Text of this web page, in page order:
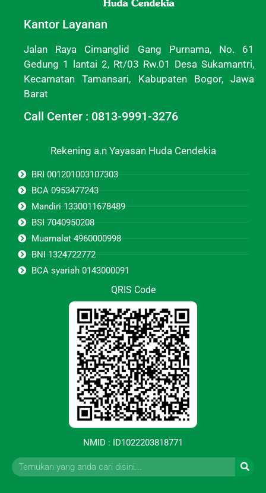
Kantor Layanan
Jalan Raya Cimanglid Gang Purnama, No. 61
Gedung 1 lantai 2, Rt/03 Rw.01 Desa Sukamantri,
Kecamatan Tamansari, Kabupaten Bogor, Jawa
Barat
Call Center : 0813-9991-3276
Rekening a.n Yayasan Huda Cendekia
BRI 001201003107303
BCA 0953477243
Mandiri 1330011678489
BSI 7040950208
Muamalat 4960000998
BNI 1324722772
BCA syariah 0143000091
QRIS Code
NMID : ID1022203818771